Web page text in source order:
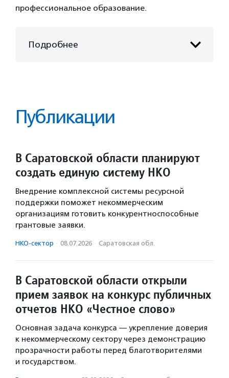
профессиональное образование.
Подробнее
Публикации
В Саратовской области планируют
создать единую систему НКО
Внедрение комплексной системы ресурсной
поддержки поможет некоммерческим
организациям готовить конкурентноспособные
грантовые заявки.
НКО-сектор · 08.07.2026 · Саратовская обл.
В Саратовской области открыли
прием заявок на конкурс публичных
отчетов НКО «Честное слово»
Основная задача конкурса — укрепление доверия
к некоммерческому сектору через демонстрацию
прозрачности работы перед благотворителями
и государством.